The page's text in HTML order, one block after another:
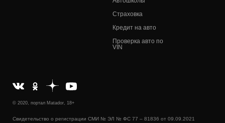
Страховка
Кредит на авто
Проверка авто по
VIN
© 2020, портал Matador, 18+
Свидетельство о регистрации СМИ № ЭЛ № ФС 77 – 81836 от 09.09.2021